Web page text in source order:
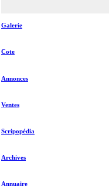
Galerie
Cote
Annonces
Ventes
Scripopédia
Archives
Annuaire